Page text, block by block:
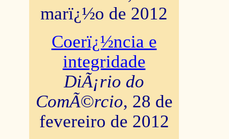
marï¿½o de 2012
Coerï¿½ncia e
integridade
DiÃ¡rio do
ComÃ©rcio, 28 de
fevereiro de 2012